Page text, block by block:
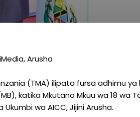
Yapongezwa
Watanzania
Kupitia
Sahihi
Za
Ya
Arusha
(TMA) ilipata fursa adhimu
katika Mkutano Mkuu wa 18 wa
wa AICC, Jijini Arusha.